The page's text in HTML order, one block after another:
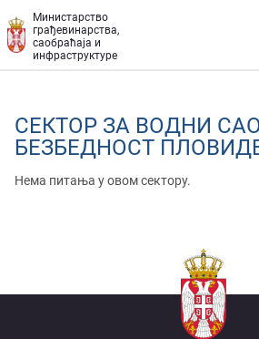
Министарство
грађевинарства,
саобраћаја и
инфраструктуре
СЕКТОР ЗА ВОДНИ
БЕЗБЕДНОСТ
Нема питања у овом сектору.